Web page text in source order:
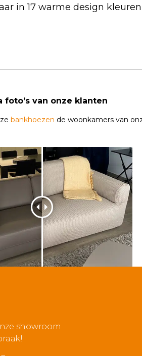
in 17 warme design kleuren
foto’s van onze klanten
bankhoezen de woonkamers van
showroom